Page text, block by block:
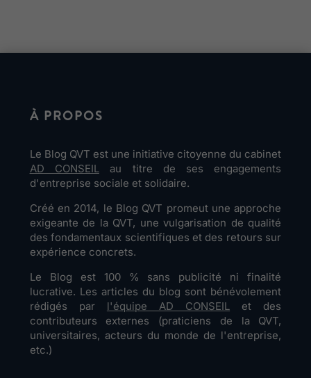
À PROPOS
Le Blog QVT est une initiative citoyenne du cabinet
AD CONSEILau titre de ses engagements
d'entreprise sociale et solidaire.
Créé en 2014, le Blog QVT promeut une approche
exigeante de la QVT, une vulgarisation de qualité
des fondamentaux scientifiques et des retours sur
expérience concrets.
Le Blog est 100 % sans publicité ni finalité
lucrative. Les articles du blog sont bénévolement
rédigés par l'équipe AD CONSEIL et des
contributeurs externes (praticiens de la QVT,
universitaires, acteurs du monde de l'entreprise,
etc.)